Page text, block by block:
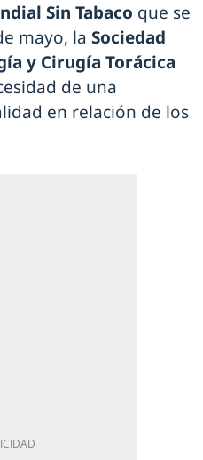
Sin Tabaco que se
mayo, la Sociedad
y Cirugía Torácica
de una
en relación de los